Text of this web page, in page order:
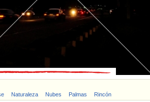
Naturaleza Nubes Palmas Rincón